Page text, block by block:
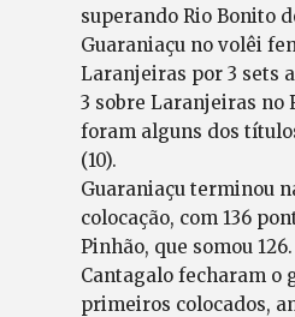
superando Rio Bonito
Guaraniaçu no volêi
Laranjeiras por 3 sets
3 sobre Laranjeiras no
foram alguns dos
(10).
Guaraniaçu terminou
colocação, com 136
Pinhão, que somou
Cantagalo fecharam o
primeiros colocados,